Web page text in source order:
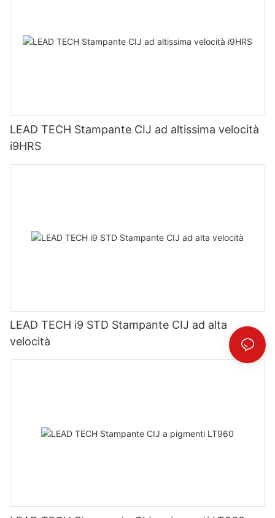
LEAD TECH Stampante CIJ ad altissima velocità
i9HRS
LEAD TECH i9 STD Stampante CIJ ad alta
velocità